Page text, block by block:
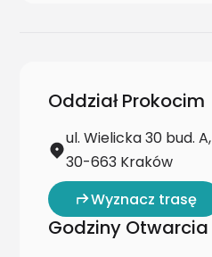
Oddział Prokocim
ul. Wielicka 30 bud. A,
30-663 Kraków
Wyznacz trasę
Godziny Otwarcia